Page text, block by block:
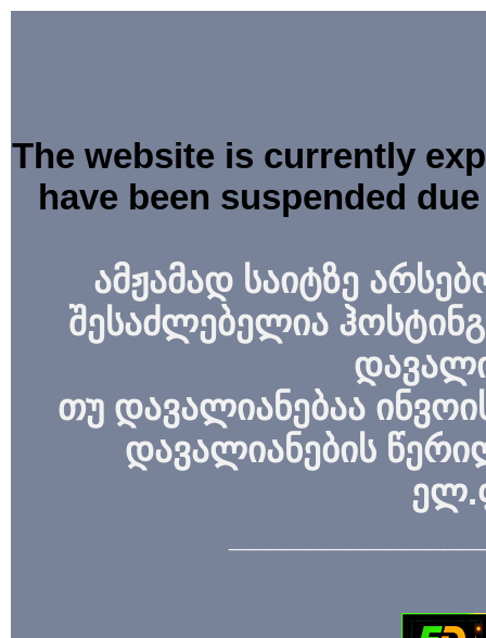
The website is currently
have been suspended
ამჟამად საიტზე
შესაძლებელია
თუ დავალიანებაა
დავალიანების